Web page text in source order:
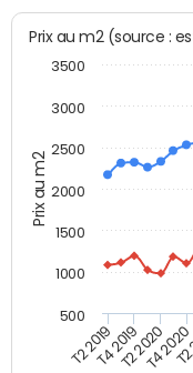
Prix au m2
Prix au m2
T2 2019T4 2019T2 2020T4 2020
500
1000
1500
2000
2500
3000
3500